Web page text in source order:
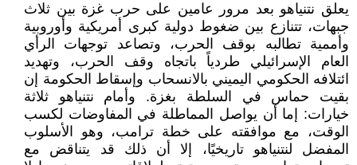
يعلق نتنياهو بعد مرور عامين على حرب غزة بين ثلاث
جبهات، تتنازع بين ضغوط دولية كبرى أمريكية وأوروبية
وأممية تطالبه بوقف الحرب، وتصاعد توجهات الرأي
العام الإسرائيلي طردياً باتجاه وقف الحرب، وتهديد
ائتلافه الحكومي اليميني بالانسحاب وإسقاط الحكومة إن
بقيت حماس في السلطة بغزة. وأمام نتنياهو ثلاثة
خيارات: إما أن يواصل المماطلة في المفاوضات لكسب
الوقت، مع موافقته على خطة ترامب، وهو الأسلوب
المفضل لنتنياهو تاريخيًا، إلا أن ذلك قد يتناقض مع